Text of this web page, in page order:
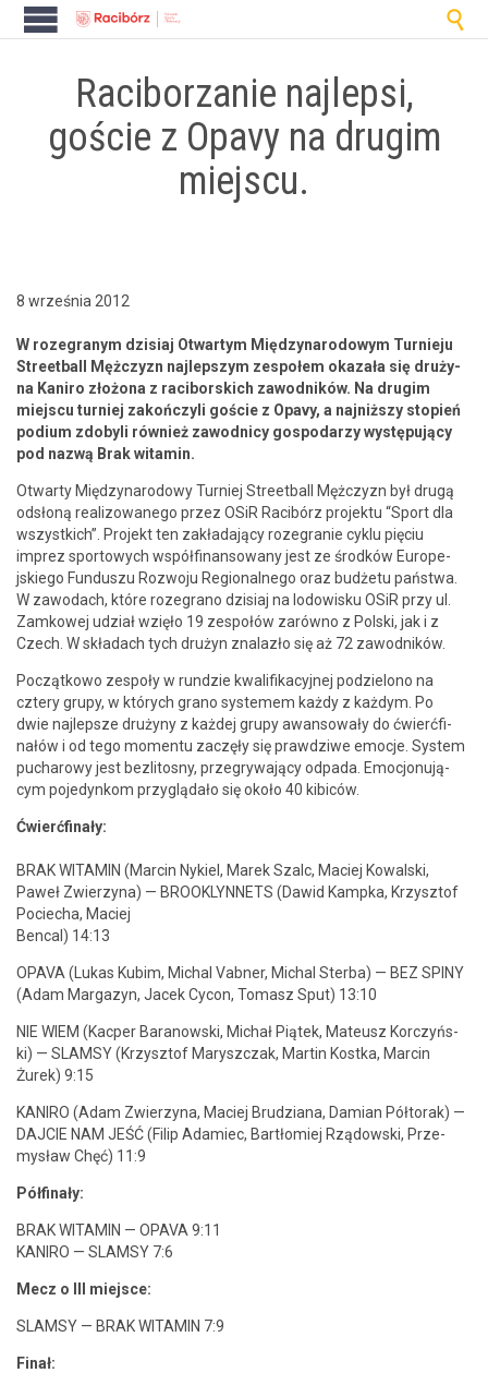

Raciborzanie najlepsi,
goście z Opavy na drugim
miejscu.
8 września 2012
W roze­granym dzisi­aj Otwartym Między­nar­o­dowym Turnieju
Street­ball Mężczyzn najlep­szym zespołem okaza­ła się druży­
na Kaniro złożona z raci­bors­kich zawod­ników. Na drugim
miejs­cu turniej zakończyli goś­cie z Opavy, a najniższy stopień
podi­um zdobyli również zawod­ni­cy gospo­darzy wys­tępu­ją­cy
pod nazwą Brak witamin.
Otwarty Między­nar­o­dowy Turniej Street­ball Mężczyzn był drugą
odsłoną real­i­zowanego przez OSiR Racibórz pro­jek­tu “Sport dla
wszys­t­kich”. Pro­jekt ten zakłada­ją­cy roze­granie cyk­lu pię­ciu
imprez sportowych współ­fi­nan­sowany jest ze środ­ków Europe­
jskiego Fun­duszu Roz­wo­ju Region­al­nego oraz budże­tu państ­wa.
W zawodach, które roze­gra­no dzisi­aj na lodowisku OSiR przy ul.
Zamkowej udzi­ał wzięło 19 zespołów zarówno z Pol­s­ki, jak i z
Czech. W składach tych drużyn znalazło się aż 72 zawodników.
Początkowo zespoły w rundzie kwal­i­fika­cyjnej podzielono na
cztery grupy, w których gra­no sys­te­mem każdy z każdym. Po
dwie najlep­sze drużyny z każdej grupy awan­sowały do ćwierć­fi­
nałów i od tego momen­tu zaczęły się prawdzi­we emoc­je. Sys­tem
pucharowy jest bezl­i­tosny, prze­gry­wa­ją­cy odpa­da. Emocjonu­ją­
cym poje­dynkom przyglą­dało się około 40 kibiców.
Ćwierć­fi­nały:
BRAK WITAMIN (Marcin Nykiel, Marek Szalc, Maciej Kowal­s­ki,
Paweł Zwierzy­na) — BROOKLYNNETS (Daw­id Kamp­ka, Krzysztof
Pociecha, Maciej
Ben­cal) 14:13
OPAVA (Lukas Kubim, Michal Vab­n­er, Michal Ster­ba) — BEZ SPINY
(Adam Margazyn, Jacek Cycon, Tomasz Sput) 13:10
NIE WIEM (Kacper Bara­nows­ki, Michał Piątek, Mateusz Kor­czyńs­
ki) — SLAMSY (Krzysztof Maryszczak, Mar­tin Kost­ka, Marcin
Żurek) 9:15
KANIRO (Adam Zwierzy­na, Maciej Brudziana, Dami­an Pół­torak) —
DAJCIE NAM JEŚĆ (Fil­ip Adamiec, Bartłomiej Rzą­dows­ki, Prze­
mysław Chęć) 11:9
Pół­fi­nały:
BRAK WITAMIN — OPAVA 9:11
KANIRO — SLAMSY 7:6
Mecz o III miejsce:
SLAMSY — BRAK WITAMIN 7:9
Finał: